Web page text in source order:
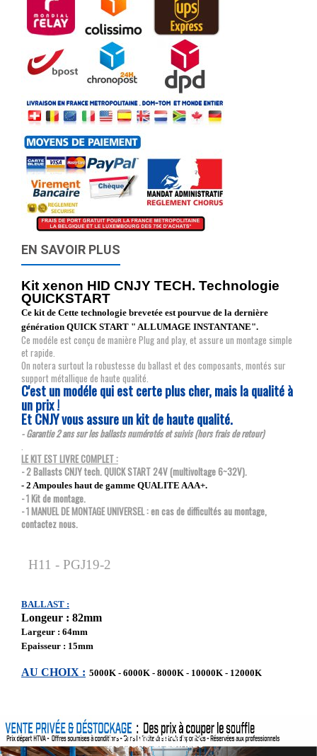
EN SAVOIR PLUS
Kit xenon HID CNJY TECH. Technologie
QUICKSTART
Ce kit de Cette technologie brevetée est pourvue de la dernière
génération QUICK START " ALLUMAGE INSTANTANE".
Ce modéle est conçu de manière Plug and play, et assure un montage simple
et rapide.
On notera surtout la robustesse du ballast et des composants, montés sur
support métallique de haute qualité.
C'est un modéle qui est certe plus cher, mais la qualité à
un prix !
Et CNJY vous assure un kit de haute qualité.
- Garantie 2 ans sur les ballasts numérotés et suivis (hors frais de retour)
.
LE KIT EST LIVRE COMPLET :
- 2 Ballasts CNJY tech. QUICK START 24V (multivoltage 6~32V).
- 2 Ampoules haut de gamme QUALITE AAA+.
- 1 Kit de montage.
- 1 MANUEL DE MONTAGE UNIVERSEL : en cas de difficultés au montage,
contactez nous.
H11 - PGJ19-2
BALLAST :
Longeur : 82mm
Largeur : 64mm
Epaisseur : 15mm
AU CHOIX : 5000K - 6000K - 8000K - 10000K - 12000K
ACTIONS SPÉCIALES